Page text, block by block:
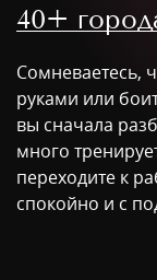
40+
Сомневаетесь,
руками или
вы сначала
много
переходите к
спокойно и с